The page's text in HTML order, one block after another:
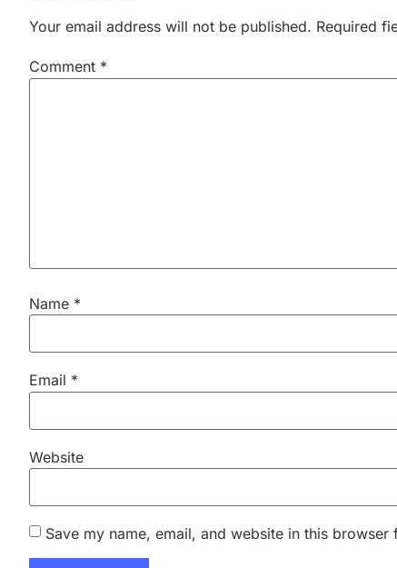
Your email address will not be published. Required
Comment *
Name *
Email *
Website
Save my name, email, and website in this